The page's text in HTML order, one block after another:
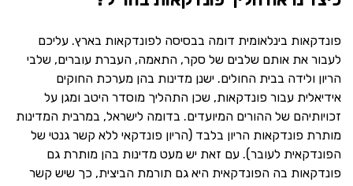
פונדקאות בינלאומית דומה בבסיסה לפונדקאות בארץ. עליכם
לעבור את אותם שלבים של סקר, התאמה, העברת עוברים, שלבי
הריון ולידה בבית החולים. ישנן מדינות בהן מערכת החוקים
אידיאלית עבור פונדקאות, שכן התהליך מוסדר היטב ומגן על
זכויותיהם של ההורים המיועדים. בדומה לישראל, במרבית המדינות
מותרת פונדקאות הריון בלבד (הריון פונדקאי ללא קשר גנטי של
הפונדקאית לעובר). עם זאת יש מעט מדינות בהן מותרת גם
פונדקאות בה הפונדקאית היא גם תורמת הביצית, כך שיש קשר